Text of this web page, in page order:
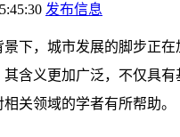
发布信息
下，城市发展的脚步正
含义更加广泛，不仅具
关领域的学者有所帮助。